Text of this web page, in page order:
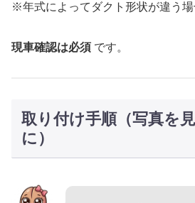
※年式によってダクト形状が違う場
現車確認は必須 です。
取り付け手順（写真を
に）